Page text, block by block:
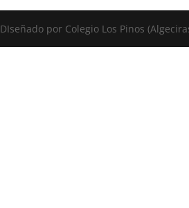
DIseñado por Colegio Los Pinos